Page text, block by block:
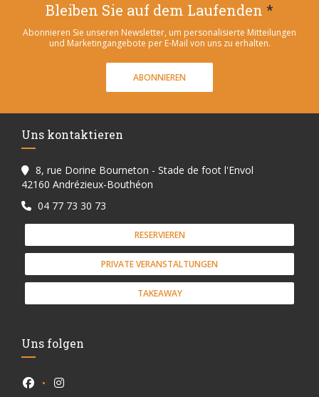
Bleiben Sie auf dem Laufenden *
Abonnieren Sie unseren Newsletter, um personalisierte Mitteilungen
und Marketingangebote per E-Mail von uns zu erhalten.
ABONNIEREN
Uns kontaktieren
8, rue Dorine Bourneton - Stade de foot l'Envol
42160 Andrézieux-Bouthéon
04 77 73 30 73
RESERVIEREN
PRIVATE VERANSTALTUNGEN
TAKEAWAY
Uns folgen
Facebook ((öffnet ein neues Fenster))
Instagram ((öffnet ein neues Fenster))